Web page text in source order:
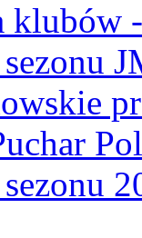
klubów